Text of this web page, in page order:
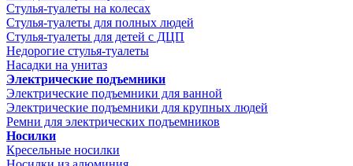
Стулья-туалеты на колесах
Стулья-туалеты для полных людей
Стулья-туалеты для детей с ДЦП
Недорогие стулья-туалеты
Насадки на унитаз
Электрические подъемники
Электрические подъемники для ванной
Электрические подъемники для крупных людей
Ремни для электрических подъемников
Носилки
Кресельные носилки